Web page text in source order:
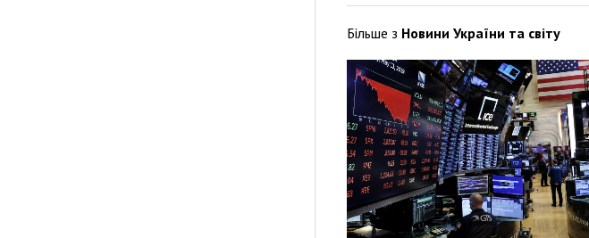
Більше з Новини України та світу